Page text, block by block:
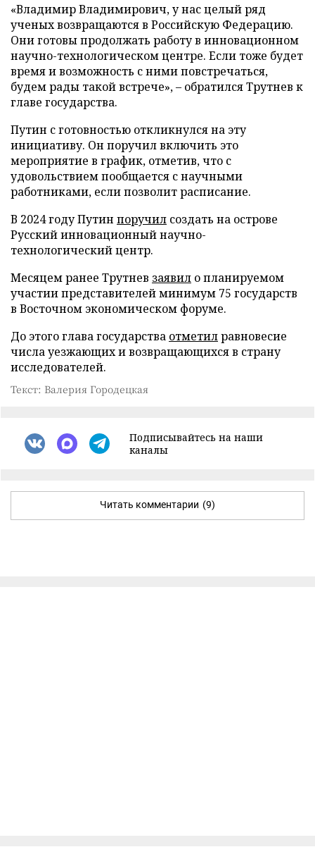
«Владимир Владимирович, у нас целый ряд
ученых возвращаются в Российскую Федерацию.
Они готовы продолжать работу в инновационном
научно-технологическом центре. Если тоже будет
время и возможность с ними повстречаться,
будем рады такой встрече», – обратился Трутнев к
главе государства.
Путин с готовностью откликнулся на эту
инициативу. Он поручил включить это
мероприятие в график, отметив, что с
удовольствием пообщается с научными
работниками, если позволит расписание.
В 2024 году Путин поручил создать на острове
Русский инновационный научно-
технологический центр.
Месяцем ранее Трутнев заявил о планируемом
участии представителей минимум 75 государств
в Восточном экономическом форуме.
До этого глава государства отметилравновесие
числа уезжающих и возвращающихся в страну
исследователей.
Текст: Валерия Городецкая
Подписывайтесь на наши
каналы
Читать комментарии (9)